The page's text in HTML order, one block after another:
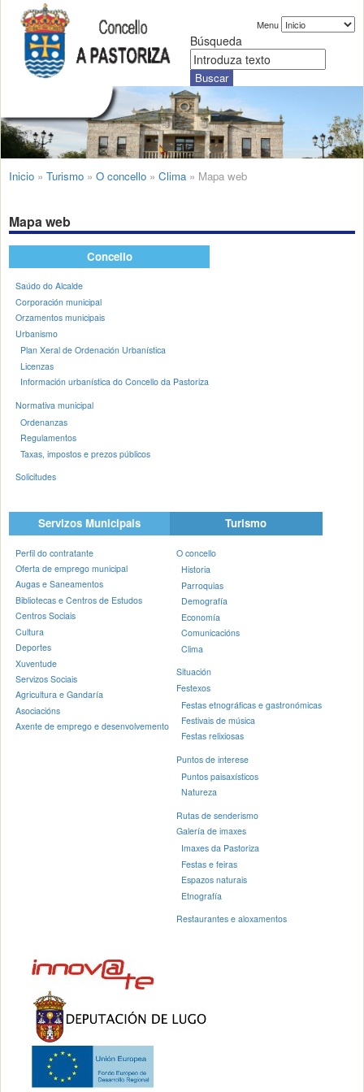
Menu
Búsqueda
Inicio » Turismo » O concello » Clima » Mapa web
Mapa web
Concello
Saúdo do Alcalde
Corporación municipal
Orzamentos municipais
Urbanismo
Plan Xeral de Ordenación Urbanística
Licenzas
Información urbanística do Concello da Pastoriza
Normativa municipal
Ordenanzas
Regulamentos
Taxas, impostos e prezos públicos
Solicitudes
Servizos Municipais
Perfil do contratante
Oferta de emprego municipal
Augas e Saneamentos
Bibliotecas e Centros de Estudos
Centros Sociais
Cultura
Deportes
Xuventude
Servizos Sociais
Agricultura e Gandaría
Asociacións
Axente de emprego e desenvolvemento
Turismo
O concello
Historia
Parroquias
Demografía
Economía
Comunicacións
Clima
Situación
Festexos
Festas etnográficas e gastronómicas
Festivais de música
Festas relixiosas
Puntos de interese
Puntos paisaxísticos
Natureza
Rutas de senderismo
Galería de imaxes
Imaxes da Pastoriza
Festas e feiras
Espazos naturais
Etnografía
Restaurantes e aloxamentos